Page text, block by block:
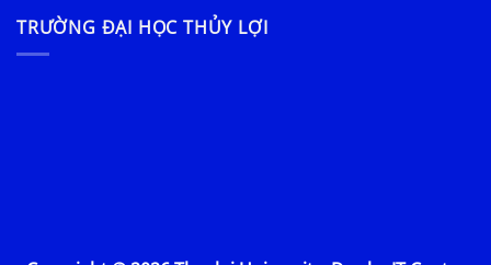
TRƯỜNG ĐẠI HỌC THỦY LỢI